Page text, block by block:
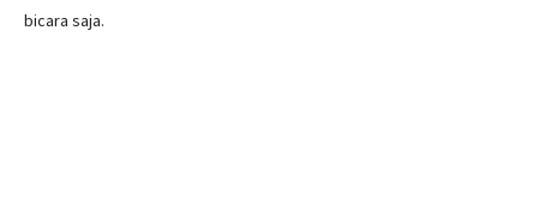
bicara saja.